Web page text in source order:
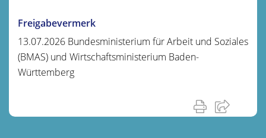
Freigabevermerk
13.07.2026 Bundesministerium für Arbeit und Soziales
(BMAS) und Wirtschaftsministerium Baden-
Württemberg